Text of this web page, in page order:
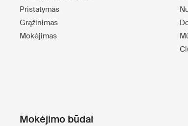
Pristatymas
Grąžinimas
Mokėjimas
Mokėjimo būdai